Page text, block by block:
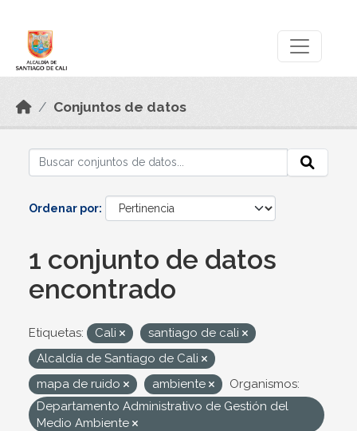
Conjuntos de datos
Ordenar por
1 conjunto de datos
encontrado
Etiquetas: Cali
santiago de cali
Alcaldía de Santiago de Cali
mapa de ruido
ambiente
Organismos:
Departamento Administrativo de Gestión del
Medio Ambiente